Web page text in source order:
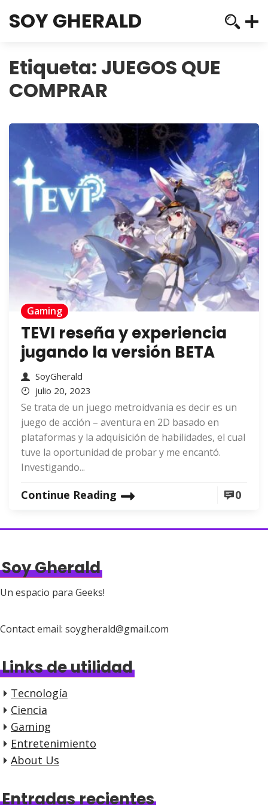
SOY GHERALD
Etiqueta: JUEGOS QUE
COMPRAR
Gaming
TEVI reseña y experiencia
jugando la versión BETA
SoyGherald
julio 20, 2023
Se trata de un juego metroidvania es decir es un
juego de acción – aventura en 2D basado en
plataformas y la adquisición de habilidades, el cual
tuve la oportunidad de probar y me encantó.
Investigando...
Continue Reading 0
Soy Gherald
Un espacio para Geeks!
Contact email: soygherald@gmail.com
Links de utilidad
Tecnología
Ciencia
Gaming
Entretenimiento
About Us
Entradas recientes